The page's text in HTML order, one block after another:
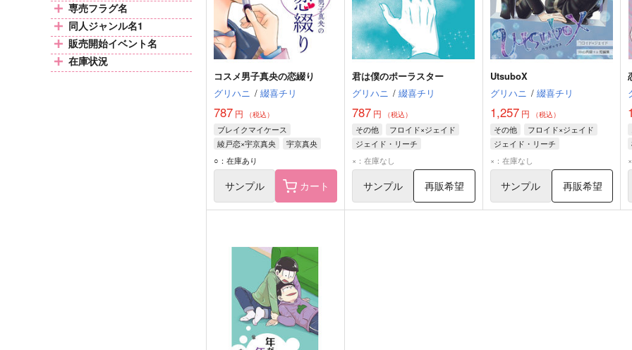
専売フラグ名
同人ジャンル名1
販売開始イベント名
在庫状況
コスメ男子真央の恋綴り
グリハニ / 綴喜チリ
787 円 （税込）
ブレイクマイケース
綾戸恋×宇京真央
宇京真央
綾戸恋
○：在庫あり
サンプル カート
君は僕のポーラスター
グリハニ / 綴喜チリ
787円 （税込）
その他
フロイド×ジェイド
ジェイド・リーチ
フロイド・リーチ
×：在庫なし
サンプル 再販希望
UtsuboX
グリハニ / 綴喜チリ
1,257円 （税込）
その他
フロイド×ジェイド
ジェイド・リーチ
フロイド・リーチ
×：在庫なし
サンプル 再販希望